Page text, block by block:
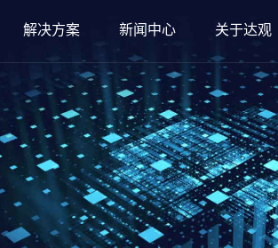
解决方案 新闻中心 关于达观